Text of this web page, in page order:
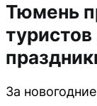
Тюмень
туристов
За